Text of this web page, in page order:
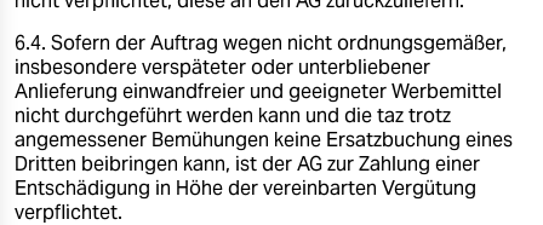
6.4. Sofern der Auftrag wegen nicht ordnungsgemäßer,
insbesondere verspäteter oder unterbliebener
Anlieferung einwandfreier und geeigneter Werbemittel
nicht durchgeführt werden kann und die taz trotz
angemessener Bemühungen keine Ersatzbuchung eines
Dritten beibringen kann, ist der AG zur Zahlung einer
Entschädigung in Höhe der vereinbarten Vergütung
verpflichtet.